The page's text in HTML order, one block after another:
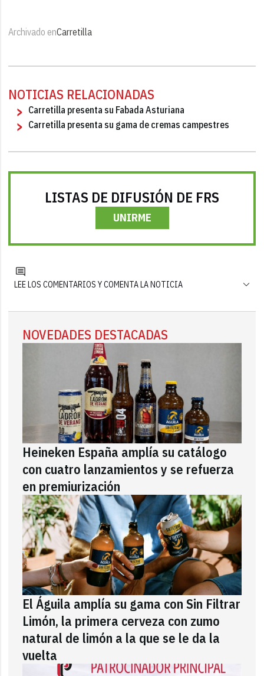
Archivado enCarretilla
NOTICIAS RELACIONADAS
Carretilla presenta su Fabada Asturiana
Carretilla presenta su gama de cremas campestres
LISTAS DE DIFUSIÓN DE FRS
UNIRME
LEE LOS COMENTARIOS Y COMENTA LA NOTICIA
NOVEDADES DESTACADAS
Heineken España amplía su catálogo
con cuatro lanzamientos y se refuerza
en premiurización
El Águila amplía su gama con Sin Filtrar
Limón, la primera cerveza con zumo
natural de limón a la que se le da la
vuelta